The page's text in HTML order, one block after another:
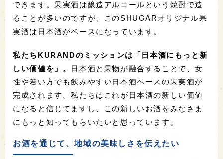
できます。果実酒は醸造アルコールという焼酎で造
ることが多いのですが、このSHUGARオリジナル果
実酒は日本酒がベースになっています。
私たちKURANDのミッションは「日本酒にもっと新
しい価値を」。 日本酒と果物が融合することで、女
性や若い方でも飲みやすい日本酒ベースの果実酒が
完成されます。私たちはこれが日本酒の新しい価値
になると信じてますし、この新しいお酒をみなさま
にもっと知ってもらいたいと思っています。
お酒を通じて、地域の美味しさを伝えたい